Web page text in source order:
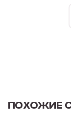
ПОХОЖИЕ